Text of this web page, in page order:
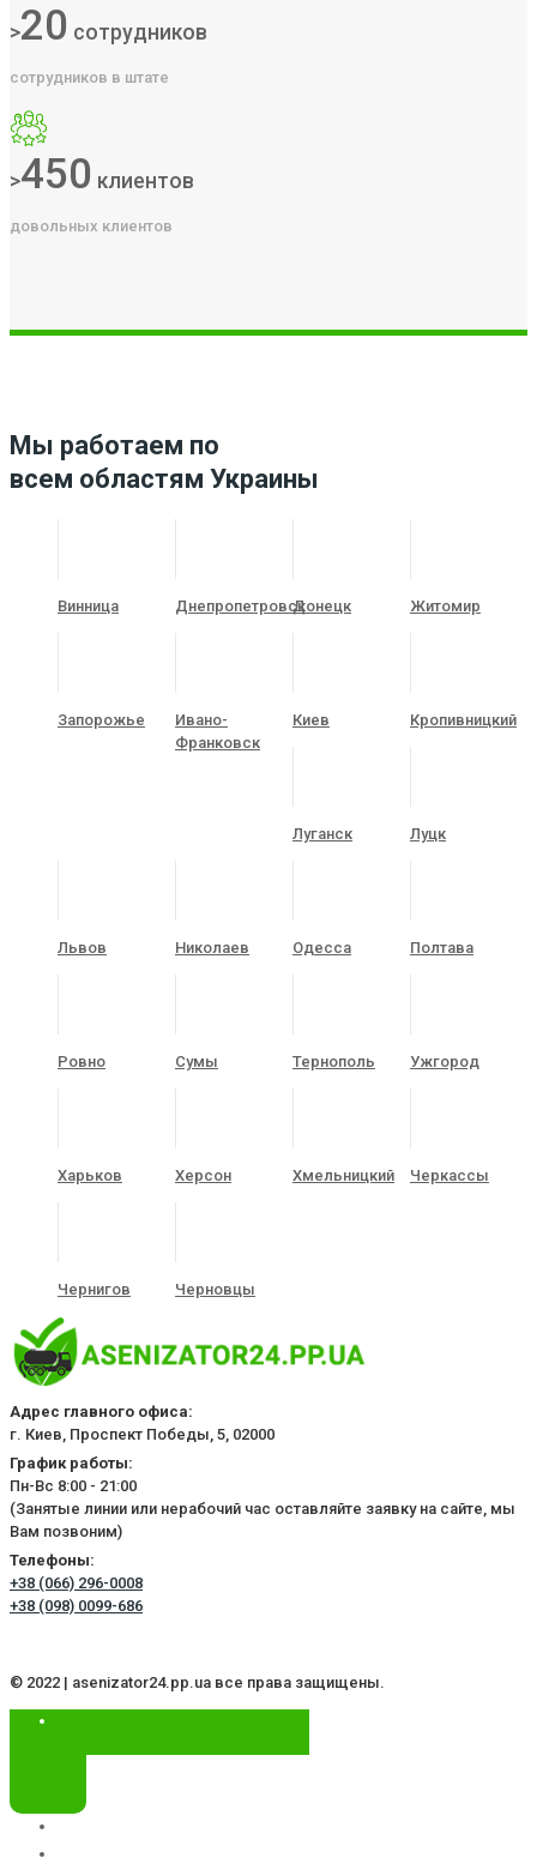
>20 сотрудников
сотрудников в штате
>450 клиентов
довольных клиентов
Мы работаем по
всем областям Украины
Винница ДнепропетровскДонецк Житомир
Запорожье
Ивано-
Франковск
Киев Кропивницкий
Луганск Луцк
Львов Николаев Одесса Полтава
Ровно Сумы Тернополь Ужгород
Харьков Херсон Хмельницкий Черкассы
Чернигов Черновцы
Адрес главного офиса:
г. Киев, Проспект Победы, 5, 02000
График работы:
Пн-Вс 8:00 - 21:00
(Занятые линии или нерабочий час оставляйте заявку на сайте, мы
Вам позвоним)
Телефоны:
+38 (066) 296-0008
+38 (098) 0099-686
© 2022 | asenizator24.pp.ua все права защищены.